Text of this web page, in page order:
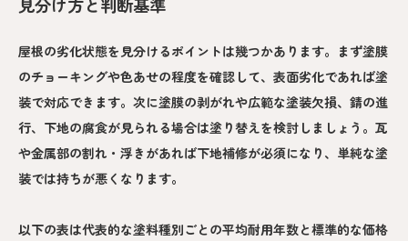
屋根の劣化状態を見分けるポイントは幾つかあります。まず塗膜
のチョーキングや色あせの程度を確認して、表面劣化であれば塗
装で対応できます。次に塗膜の剥がれや広範な塗装欠損、錆の進
行、下地の腐食が見られる場合は塗り替えを検討しましょう。瓦
や金属部の割れ・浮きがあれば下地補修が必須になり、単純な塗
装では持ちが悪くなります。
以下の表は代表的な塗料種別ごとの平均耐用年数と標準的な価格